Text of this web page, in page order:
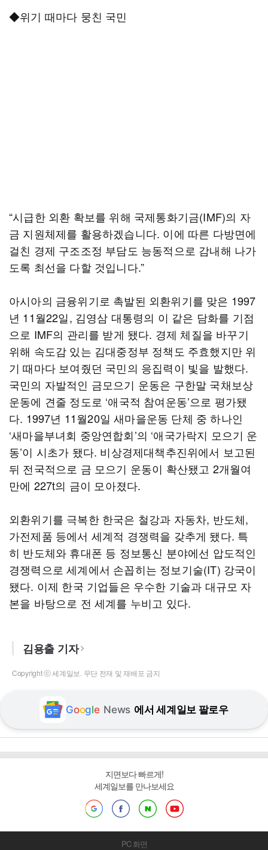
◆위기 때마다 뭉친 국민
“시급한 외환 확보를 위해 국제통화기금(IMF)의 자
금 지원체제를 활용하겠습니다. 이에 따른 다방면에
걸친 경제 구조조정 부담도 능동적으로 감내해 나가
도록 최선을 다할 것입니다.”
아시아의 금융위기로 촉발된 외환위기를 맞은 1997
년 11월22일, 김영삼 대통령의 이 같은 담화를 기점
으로 IMF의 관리를 받게 됐다. 경제 체질을 바꾸기
위해 속도감 있는 김대중정부 정책도 주효했지만 위
기 때마다 보여줬던 국민의 응집력이 빛을 발했다.
국민의 자발적인 금모으기 운동은 구한말 국채보상
운동에 견줄 정도로 ‘애국적 참여운동’으로 평가됐
다. 1997년 11월20일 새마을운동 단체 중 하나인
‘새마을부녀회 중앙연합회’의 ‘애국가락지 모으기 운
동’이 시초가 됐다. 비상경제대책추진위에서 보고된
뒤 전국적으로 금 모으기 운동이 확산됐고 2개월여
만에 227t의 금이 모아졌다.
외환위기를 극복한 한국은 철강과 자동차, 반도체,
가전제품 등에서 세계적 경쟁력을 갖추게 됐다. 특
히 반도체와 휴대폰 등 정보통신 분야에선 압도적인
경쟁력으로 세계에서 손꼽히는 정보기술(IT) 강국이
됐다. 이제 한국 기업들은 우수한 기술과 대규모 자
본을 바탕으로 전 세계를 누비고 있다.
김용출 기자
Copyright ⓒ 세계일보. 무단 전재 및 재배포 금지
Google News 에서 세계일보 팔로우
지면보다 빠르게!
세계일보를 만나보세요
PC 화면